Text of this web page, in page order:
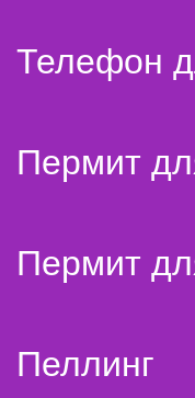
Телефон
Пермит
Пермит
Пеллинг